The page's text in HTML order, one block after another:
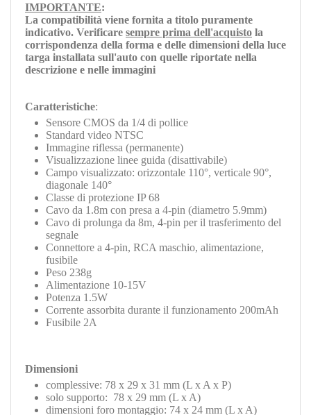
IMPORTANTE:
La compatibilità viene fornita a titolo puramente
indicativo. Verificare sempre prima dell'acquisto la
corrispondenza della forma e delle dimensioni della luce
targa installata sull'auto con quelle riportate nella
descrizione e nelle immagini
Caratteristiche:
Sensore CMOS da 1/4 di pollice
Standard video NTSC
Immagine riflessa (permanente)
Visualizzazione linee guida (disattivabile)
Campo visualizzato: orizzontale 110°, verticale 90°,
diagonale 140°
Classe di protezione IP 68
Cavo da 1.8m con presa a 4-pin (diametro 5.9mm)
Cavo di prolunga da 8m, 4-pin per il trasferimento del
segnale
Connettore a 4-pin, RCA maschio, alimentazione,
fusibile
Peso 238g
Alimentazione 10-15V
Potenza 1.5W
Corrente assorbita durante il funzionamento 200mAh
Fusibile 2A
Dimensioni
complessive: 78 x 29 x 31 mm (L x A x P)
solo supporto: 78 x 29 mm (L x A)
dimensioni foro montaggio: 74 x 24 mm (L x A)